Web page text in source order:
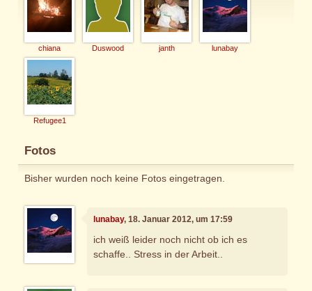
chiana Duswood janth lunabay
Refugee1
Fotos
Bisher wurden noch keine Fotos eingetragen.
lunabay, 18. Januar 2012, um 17:59
ich weiß leider noch nicht ob ich es
schaffe.. Stress in der Arbeit..